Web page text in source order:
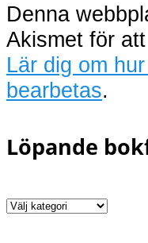
Denna
Akismet för
Lär dig om
bearbetas.
Löpande
Löpande